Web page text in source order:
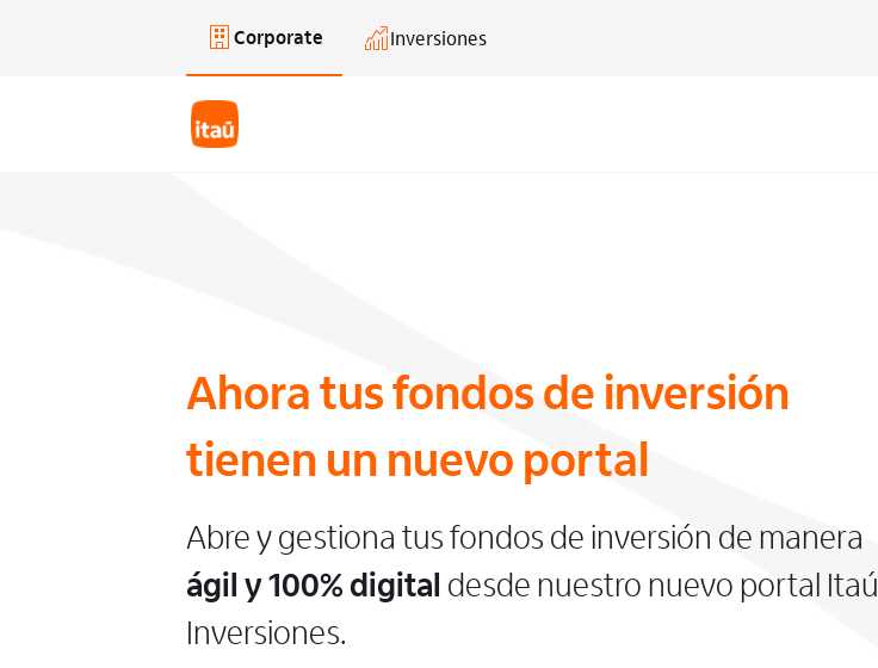
Saltar al contenido principalCorporate Inversiones
Ahora tus fondos de inversión
tienen un nuevo portal
Abre y gestiona tus fondos de inversión de manera
ágil y 100% digital desde nuestro nuevo portal Itaú
Inversiones.